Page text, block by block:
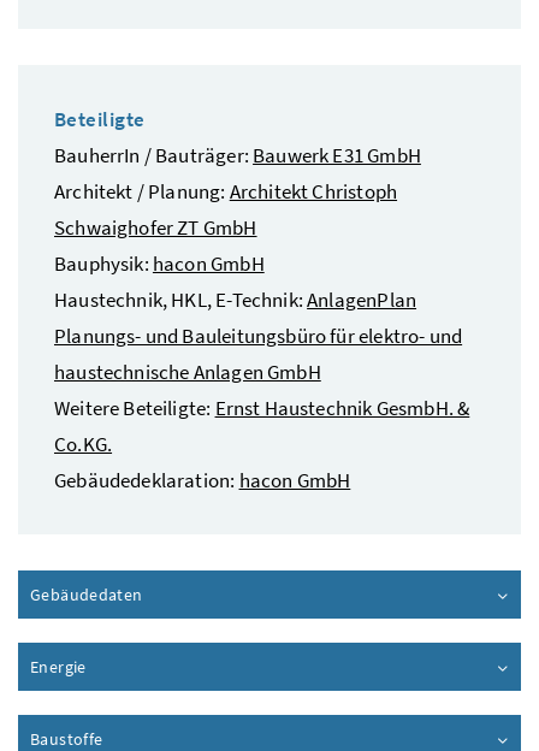
Beteiligte
BauherrIn / Bauträger: Bauwerk E31 GmbH
Architekt / Planung: Architekt Christoph
Schwaighofer ZT GmbH
Bauphysik: hacon GmbH
Haustechnik, HKL, E-Technik:AnlagenPlan
Planungs- und Bauleitungsbüro für elektro- und
haustechnische Anlagen GmbH
Weitere Beteiligte: Ernst Haustechnik GesmbH. &
Co.KG.
Gebäudedeklaration: hacon GmbH
Gebäudedaten
Energie
Baustoffe